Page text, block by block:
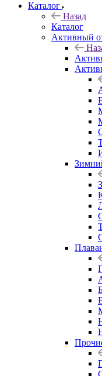
Каталог
Назад
Каталог
Активный